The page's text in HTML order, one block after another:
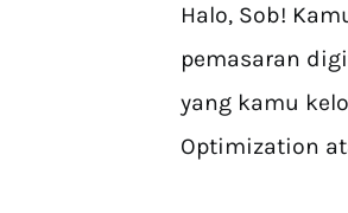
Halo, Sob!
pemasaran
yang kamu
Optimization